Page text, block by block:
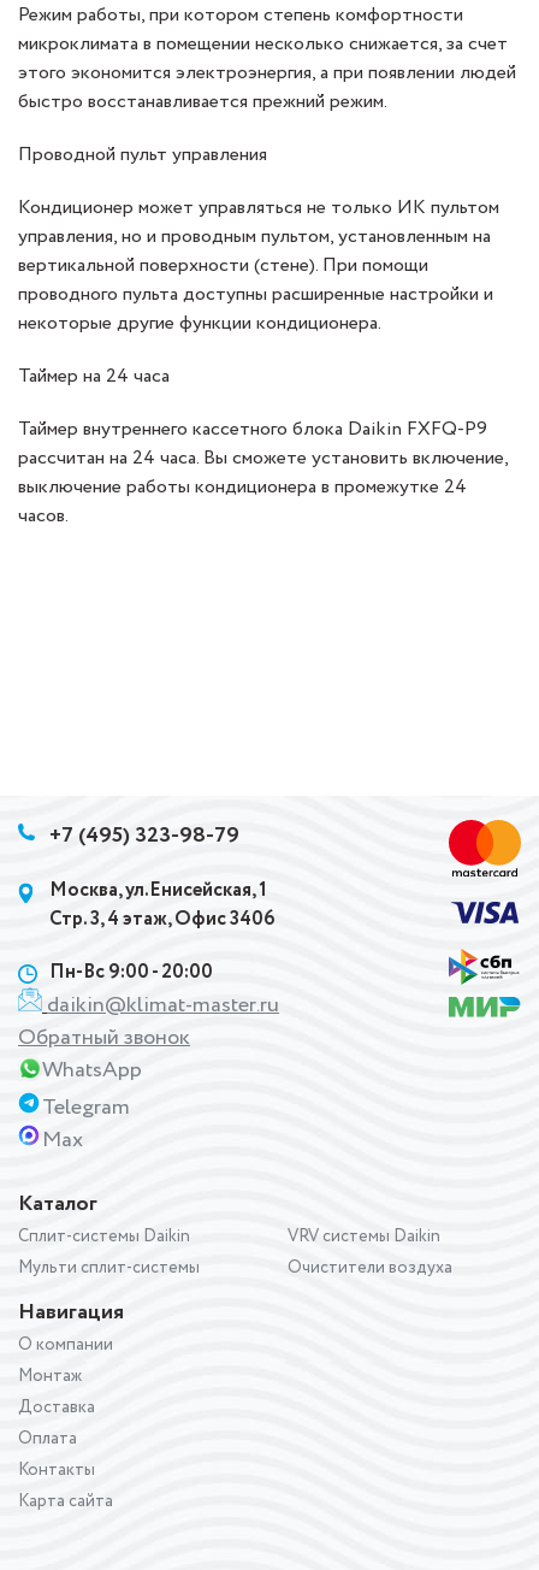
Режим работы, при котором степень комфортности
микроклимата в помещении несколько снижается, за счет
этого экономится электроэнергия, а при появлении людей
быстро восстанавливается прежний режим.
Проводной пульт управления
Кондиционер может управляться не только ИК пультом
управления, но и проводным пультом, установленным на
вертикальной поверхности (стене). При помощи
проводного пульта доступны расширенные настройки и
некоторые другие функции кондиционера.
Таймер на 24 часа
Таймер внутреннего кассетного блока Daikin FXFQ-P9
рассчитан на 24 часа. Вы сможете установить включение,
выключение работы кондиционера в промежутке 24
часов.
Каталог
Сплит-системы Daikin
Мульти сплит-системы
VRV системы Daikin
Очистители воздуха
Навигация
О компании
Монтаж
Доставка
Оплата
Контакты
Карта сайта
+7 (495) 323-98-79
Москва, ул.Енисейская, 1
Стр. 3, 4 этаж, Офис 3406
Пн-Вс 9:00 - 20:00
daikin@klimat-master.ru
Обратный звонок
WhatsApp
Telegram
Max